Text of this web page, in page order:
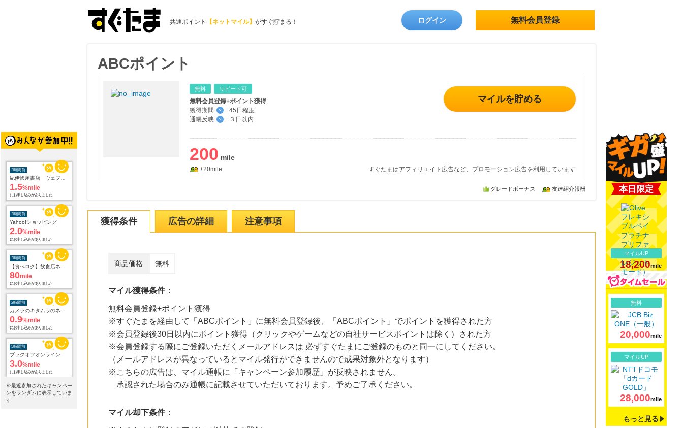
共通ポイント 【ネットマイル】 がすぐ貯まる！ ログイン 無料会員登録
2時間前
1.5%mile
にお申し込みがありました
2時間前
Yahoo!ショッピング
2.0%mile
にお申し込みがありました
2時間前
80mile
にお申し込みがありました
2時間前
0.9%mile
にお申し込みがありました
5時間前
3.0%mile
にお申し込みがありました
9時間前
※最近参加されたキャンペー
ンをランダムに表示していま
す
ABCポイント
無料 リピート可
無料会員登録+ポイント獲得
獲得期間
？ : 45日程度
通帳反映
？ : ３日以内
マイルを貯める
200
+20mile すぐたまはアフィリエイト広告など、プロモーション広告を利用しています
グレードボーナス 友達紹介報酬
獲得条件 広告の詳細 注意事項
商品価格 無料
マイル獲得条件：
無料会員登録+ポイント獲得
※すぐたまを経由して「ABCポイント」に無料会員登録後、「ABCポイント」でポイントを獲得された方
※会員登録後30日以内にポイント獲得（クリックやゲームなどの自社サービスポイントは除く）された方
※会員登録する際にご登録いただくメールアドレスは 必ずすぐたまにご登録のものと同一にしてください。
（メールアドレスが異なっているとマイル発行ができませんので成果対象外となります）
※こちらの広告は、マイル通帳に「キャンペーン参加履歴」が反映されません。
承認された場合のみ通帳に記載させていただいております。予めご了承ください。
マイル却下条件：
本日限定
マイルUP
18,200mile
無料
20,000mile
マイルUP
28,000mile
もっと見る